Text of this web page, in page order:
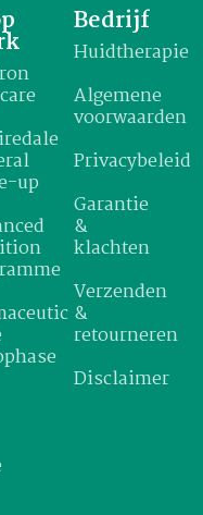
up
Bedrijf
Huidtherapie
Algemene
voorwaarden
Privacybeleid
Garantie
&
klachten
Verzenden
&
retourneren
Disclaimer